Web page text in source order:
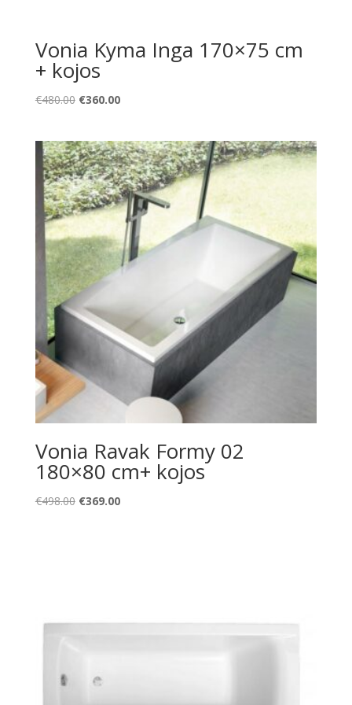
Vonia Kyma Inga 170×75 cm
+ kojos
€480.00 Original
€480.00.
€360.00Current
€360.00.
Vonia Ravak Formy 02
180×80 cm+ kojos
€498.00 Original
€369.00Current